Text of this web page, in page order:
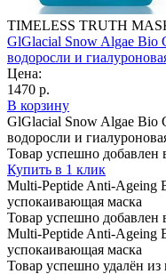
TIMELESS TRUTH
GlGlacial Snow Algae Bio
водоросли и
Цена:
1470 р.
В корзину
GlGlacial Snow Algae Bio
водоросли и
Товар успешно добавлен
Купить в 1 клик
Multi-Peptide Anti-Ageing
успокаивающая маска
Товар успешно добавлен
Multi-Peptide Anti-Ageing
успокаивающая маска
Товар успешно удалён из